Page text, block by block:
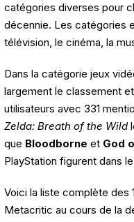
catégories diverses pour
décennie. Les catégories
télévision, le cinéma, la
Dans la catégorie jeux
largement le classement
utilisateurs avec 331
Zelda: Breath of the Wild
que Bloodborne et God
PlayStation figurent dans
Voici la liste complète des
Metacritic au cours de la